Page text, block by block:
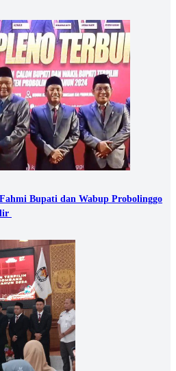
Bupati dan Wabup Probolinggo